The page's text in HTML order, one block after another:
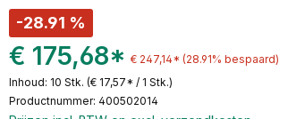
-28.91 %
€ 175,68* € 247,14* (28.91% bespaard)
Inhoud: 10 Stk. (€ 17,57* / 1 Stk.)
Productnummer: 400502014